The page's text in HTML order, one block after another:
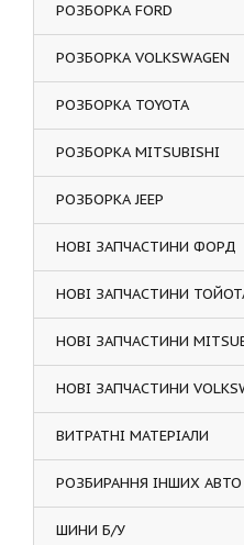
РОЗБОРКА FORD
РОЗБОРКА VOLKSWAGEN
РОЗБОРКА TOYOTA
РОЗБОРКА MITSUBISHI
РОЗБОРКА JEEP
НОВІ ЗАПЧАСТИНИ ФОРД
НОВІ ЗАПЧАСТИНИ
НОВІ ЗАПЧАСТИНИ
НОВІ ЗАПЧАСТИНИ
ВИТРАТНІ МАТЕРІАЛИ
РОЗБИРАННЯ ІНШИХ АВТО
ШИНИ Б/У